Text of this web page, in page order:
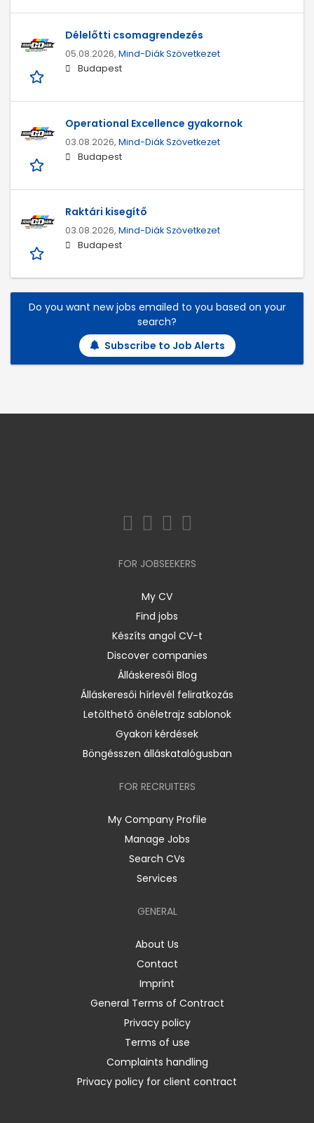
Délelőtti csomagrendezés
05.08.2026, Mind-Diák Szövetkezet
Budapest
Operational Excellence gyakornok
03.08.2026, Mind-Diák Szövetkezet
Budapest
Raktári kisegítő
03.08.2026, Mind-Diák Szövetkezet
Budapest
Do you want new jobs emailed to you based on your
search?
Subscribe to Job Alerts
FOR JOBSEEKERS
My CV
Find jobs
Készíts angol CV-t
Discover companies
Álláskeresői Blog
Álláskeresői hírlevél feliratkozás
Letölthető önéletrajz sablonok
Gyakori kérdések
Böngésszen álláskatalógusban
FOR RECRUITERS
My Company Profile
Manage Jobs
Search CVs
Services
GENERAL
About Us
Contact
Imprint
General Terms of Contract
Privacy policy
Terms of use
Complaints handling
Privacy policy for client contract